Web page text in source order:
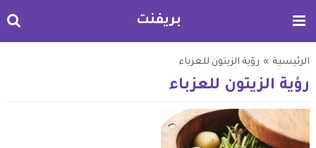
بريفنت
الرئيسية » رؤية الزيتون للعزباء
رؤية الزيتون للعزباء